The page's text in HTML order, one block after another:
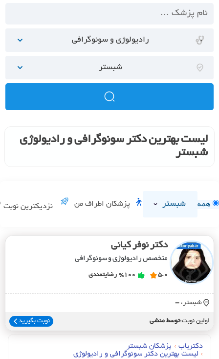
رادیولوژی و سونوگرافی
شبستر
لیست بهترین دکتر سونوگرافی و رادیولوژی
شبستر
همه شبستر پزشکان اطراف من نزدیکترین نوبت
دکتر نوفر کیانی
متخصص رادیولوژی و سونوگرافی
5.0
%100 رضایتمندی
شبستر، -
اولین نوبت:توسط منشی نوبت بگیرید
دکتریاب › پزشکان شبستر
› لیست بهترین دکتر سونوگرافی و رادیولوژی